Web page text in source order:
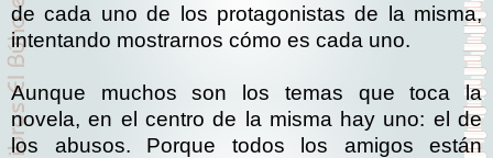
de cada uno de los protagonistas de la misma,
intentando mostrarnos cómo es cada uno.
Aunque muchos son los temas que toca la
novela, en el centro de la misma hay uno: el de
los abusos. Porque todos los amigos están